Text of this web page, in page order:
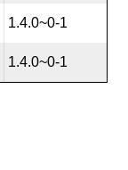
1.4.0~0-1
1.4.0~0-1